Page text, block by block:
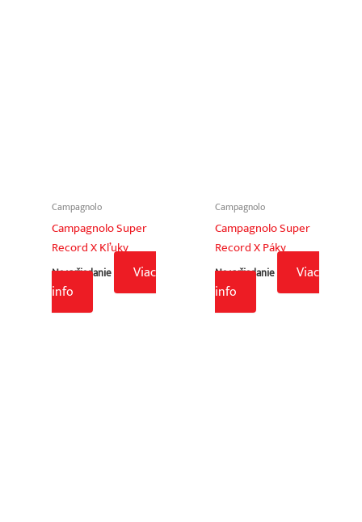
Campagnolo
Campagnolo Super
Record X Kľuky
Na vyžiadanie
Viac
info
Campagnolo
Campagnolo Super
Record X Páky
Na vyžiadanie
Viac
info